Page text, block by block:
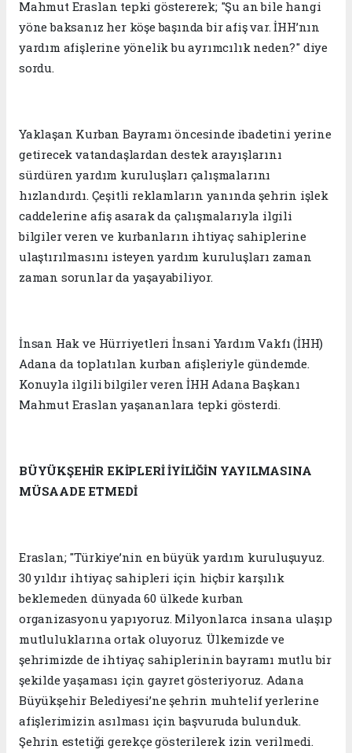
Mahmut Eraslan tepki göstererek; "Şu an bile hangi
yöne baksanız her köşe başında bir afiş var. İHH’nın
yardım afişlerine yönelik bu ayrımcılık neden?" diye
sordu.
Yaklaşan Kurban Bayramı öncesinde ibadetini yerine
getirecek vatandaşlardan destek arayışlarını
sürdüren yardım kuruluşları çalışmalarını
hızlandırdı. Çeşitli reklamların yanında şehrin işlek
caddelerine afiş asarak da çalışmalarıyla ilgili
bilgiler veren ve kurbanların ihtiyaç sahiplerine
ulaştırılmasını isteyen yardım kuruluşları zaman
zaman sorunlar da yaşayabiliyor.
İnsan Hak ve Hürriyetleri İnsani Yardım Vakfı (İHH)
Adana da toplatılan kurban afişleriyle gündemde.
Konuyla ilgili bilgiler veren İHH Adana Başkanı
Mahmut Eraslan yaşananlara tepki gösterdi.
BÜYÜKŞEHİR EKİPLERİ İYİLİĞİN YAYILMASINA
MÜSAADE ETMEDİ
Eraslan; "Türkiye’nin en büyük yardım kuruluşuyuz.
30 yıldır ihtiyaç sahipleri için hiçbir karşılık
beklemeden dünyada 60 ülkede kurban
organizasyonu yapıyoruz. Milyonlarca insana ulaşıp
mutluluklarına ortak oluyoruz. Ülkemizde ve
şehrimizde de ihtiyaç sahiplerinin bayramı mutlu bir
şekilde yaşaması için gayret gösteriyoruz. Adana
Büyükşehir Belediyesi’ne şehrin muhtelif yerlerine
afişlerimizin asılması için başvuruda bulunduk.
Şehrin estetiği gerekçe gösterilerek izin verilmedi.